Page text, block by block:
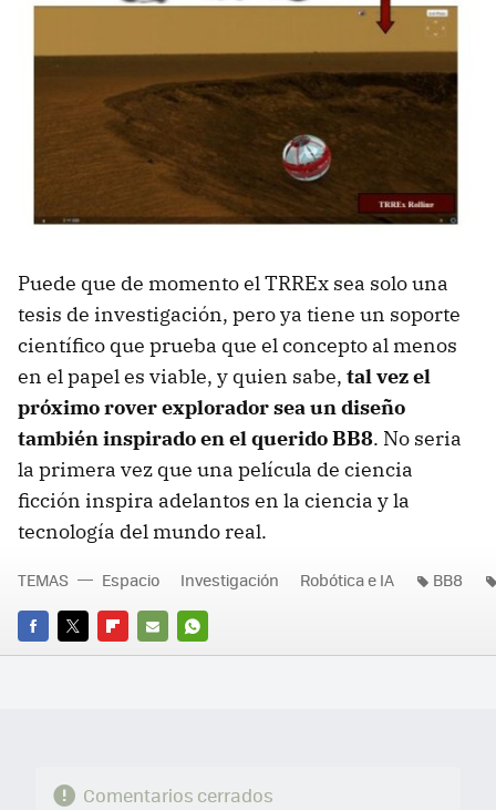
Puede que de momento el TRREx sea solo una
tesis de investigación, pero ya tiene un soporte
científico que prueba que el concepto al menos
en el papel es viable, y quien sabe, tal vez el
próximo rover explorador sea un diseño
también inspirado en el querido BB8. No seria
la primera vez que una película de ciencia
ficción inspira adelantos en la ciencia y la
tecnología del mundo real.
FACEBOOK
TWITTERFLIPBOARD
E-
WHATSAPP
TEMAS Espacio Investigación Robótica e IA BB8
Comentarios cerrados